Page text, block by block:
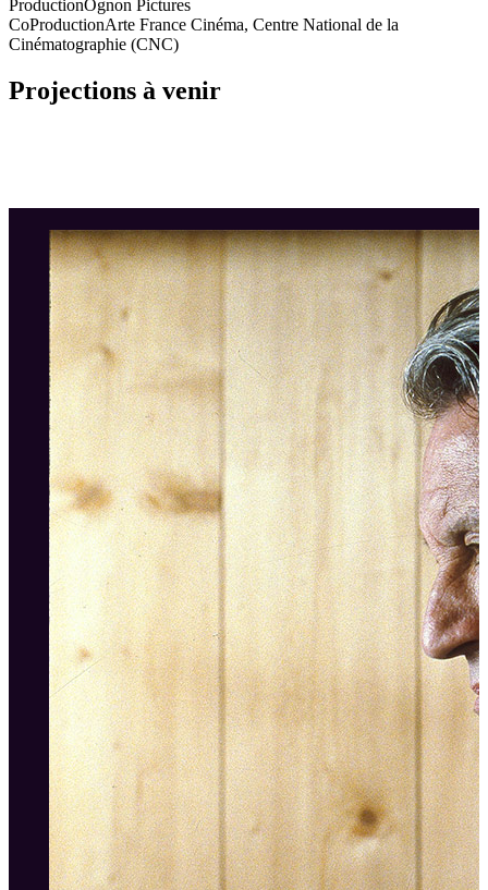
ProductionOgnon Pictures
CoProductionArte France Cinéma, Centre National de la
Cinématographie (CNC)
Projections à venir